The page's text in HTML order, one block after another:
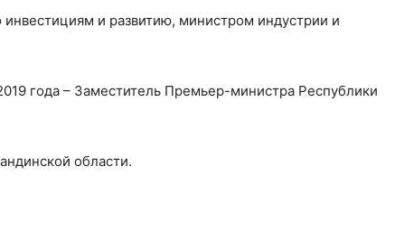
и развитию, министром индустрии и
года – Заместитель Премьер-министра Республики
области.